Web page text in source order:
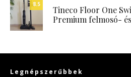
8.5
Tineco Floor One
Premium felmosó-
Legnépszerűbbek